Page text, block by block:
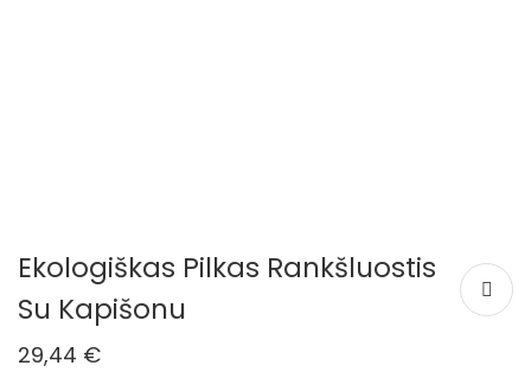
Ekologiškas Pilkas Rankšluostis
Su Kapišonu
29,44 €